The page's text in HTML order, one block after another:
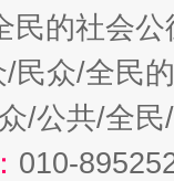
的社会公
民众/全民
/公共/全
010-